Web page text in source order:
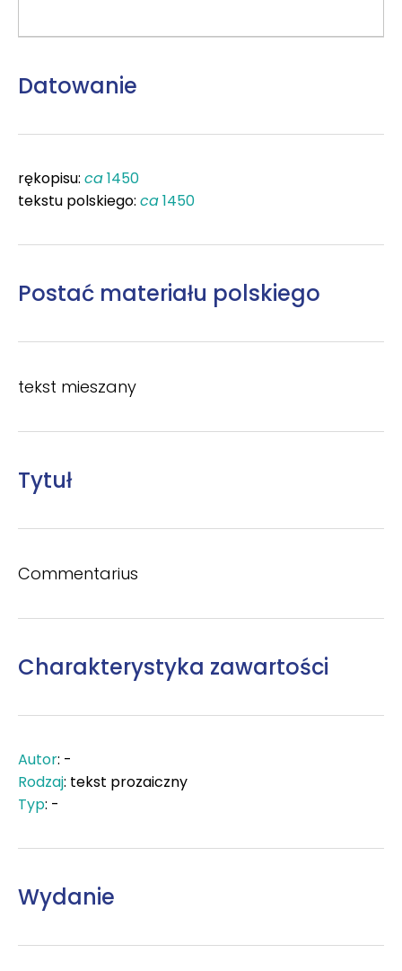
Datowanie
rękopisu: ca1450
tekstu polskiego: ca1450
Postać materiału polskiego
tekst mieszany
Tytuł
Commentarius
Charakterystyka zawartości
Autor: -
Rodzaj: tekst prozaiczny
Typ: -
Wydanie